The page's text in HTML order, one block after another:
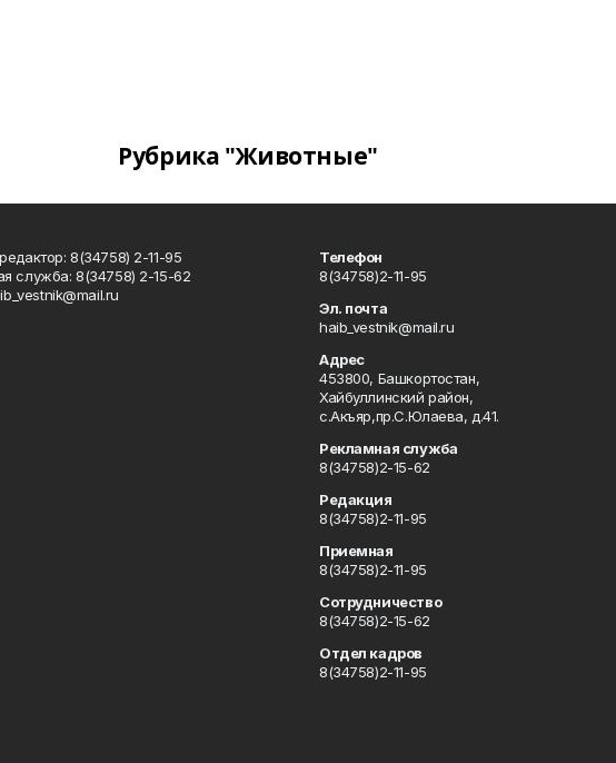
Рубрика "Животные"
8(34758) 2-11-95
служба: 8(34758) 2-15-62
Телефон
8(34758)2-11-95
Эл. почта
haib_vestnik@mail.ru
Адрес
453800, Башкортостан,
Хайбуллинский район,
с.Акъяр,пр.С.Юлаева, д.41.
Рекламная служба
8(34758)2-15-62
Редакция
8(34758)2-11-95
Приемная
8(34758)2-11-95
Сотрудничество
8(34758)2-15-62
Отдел кадров
8(34758)2-11-95